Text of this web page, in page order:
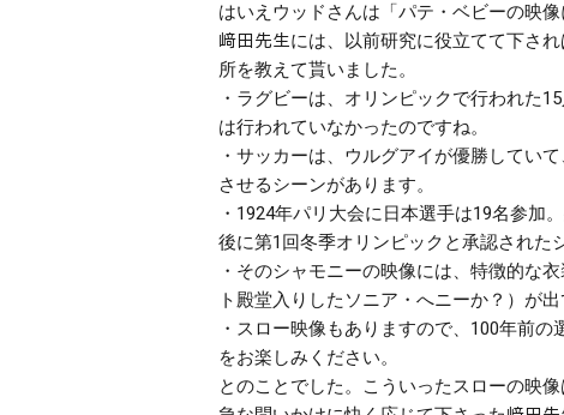
はいえウッドさんは「パテ・ベビーの映
﨑田先生には、以前研究に役立てて下さ
所を教えて貰いました。
・ラグビーは、オリンピックで行われた
は行われていなかったのですね。
・サッカーは、ウルグアイが優勝してい
させるシーンがあります。
・1924年パリ大会に日本選手は19名参加
後に第1回冬季オリンピックと承認された
・そのシャモニーの映像には、特徴的な
ト殿堂入りしたソニア・へニーか？）が出
・スロー映像もありますので、100年前
をお楽しみください。
とのことでした。こういったスローの映